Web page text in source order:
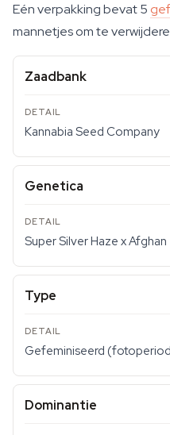
Eén verpakking bevat 5
mannetjes om te
Zaadbank
Kannabia Seed Company
Genetica
Super Silver Haze x Afghan
Type
Gefeminiseerd
Dominantie